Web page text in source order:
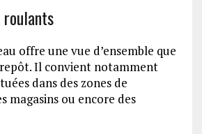
roulants
offre une vue d’ensemble que
Il convient notamment
dans des zones de
magasins ou encore des